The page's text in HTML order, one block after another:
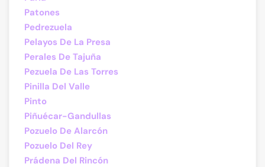
Patones
Pedrezuela
Pelayos De La Presa
Perales De Tajuña
Pezuela De Las Torres
Pinilla Del Valle
Pinto
Piñuécar-Gandullas
Pozuelo De Alarcón
Pozuelo Del Rey
Prádena Del Rincón